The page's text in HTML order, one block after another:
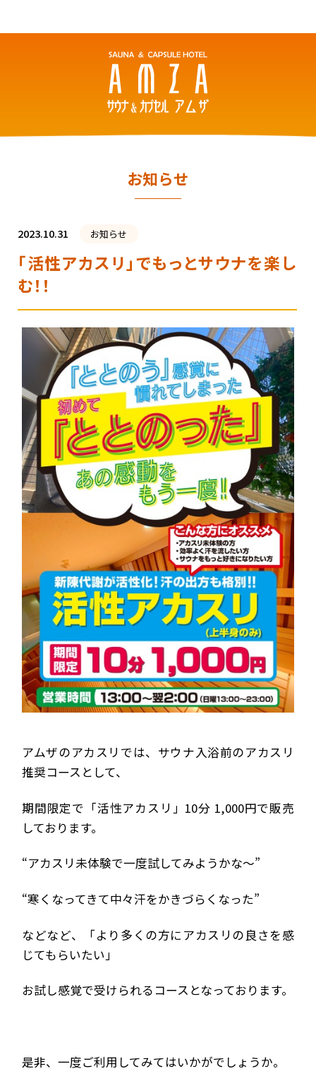
お知らせ
2023.10.31 お知らせ
「活性アカスリ」でもっとサウナを楽し
む！！
アムザのアカスリでは、サウナ入浴前のアカスリ
推奨コースとして、
期間限定で「活性アカスリ」10分 1,000円で販売
しております。
“アカスリ未体験で一度試してみようかな～”
“寒くなってきて中々汗をかきづらくなった”
などなど、「より多くの方にアカスリの良さを感
じてもらいたい」
お試し感覚で受けられるコースとなっております。
是非、一度ご利用してみてはいかがでしょうか。